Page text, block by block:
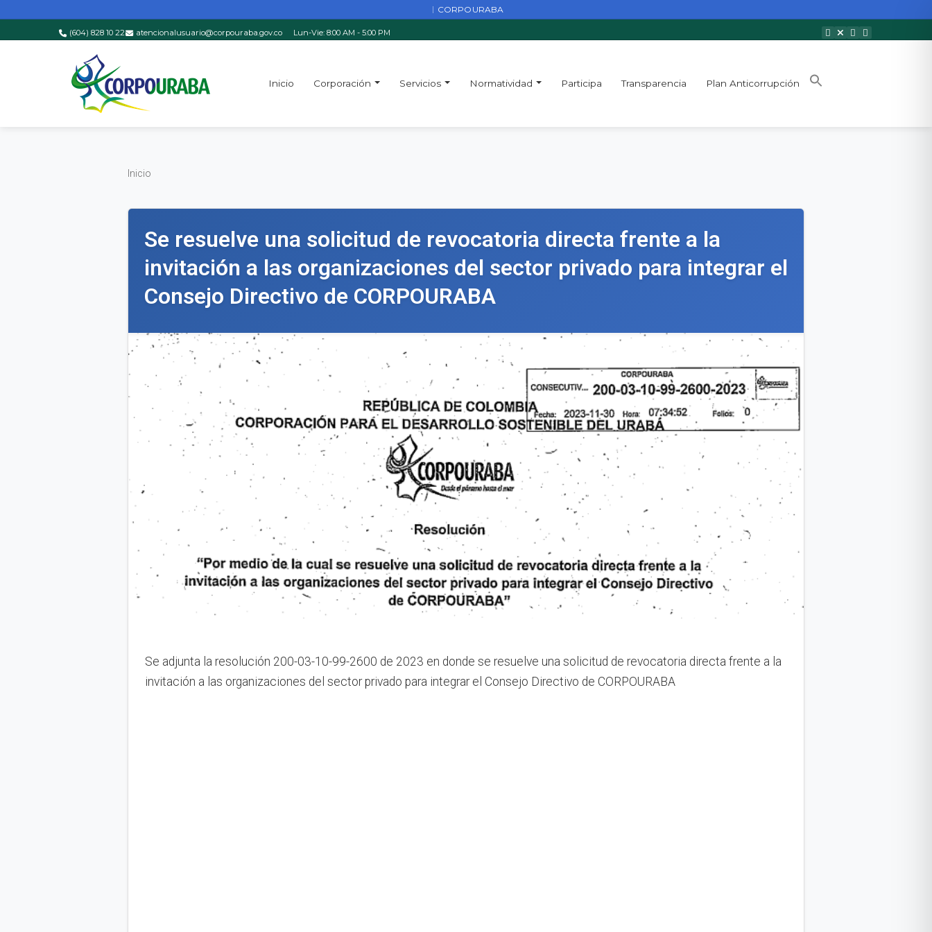
Saltar al contenido principal
| CORPOURABA
(604) 828 10 22 atencionalusuario@corpouraba.gov.co Lun-Vie: 8:00 AM - 5:00 PM
Inicio Corporación Servicios Normatividad Participa Transparencia Plan Anticorrupción
Inicio
Inicio
Se resuelve una solicitud de revocatoria directa frente a la
invitación a las organizaciones del sector privado para integrar el
Consejo Directivo de CORPOURABA
Se adjunta la resolución 200-03-10-99-2600 de 2023 en donde se resuelve una solicitud de revocatoria directa frente a la
invitación a las organizaciones del sector privado para integrar el Consejo Directivo de CORPOURABA